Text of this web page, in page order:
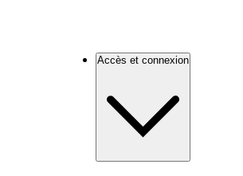
Accès et connexion